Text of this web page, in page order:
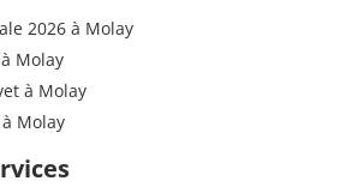
2026 à Molay
Molay
à Molay
Molay